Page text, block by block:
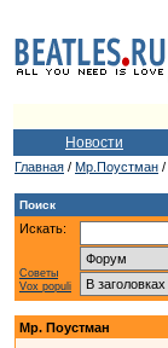
Новости
Главная / Мр.Поустман /
Поиск
Искать:
Советы
Vox populi
Мр. Поустман